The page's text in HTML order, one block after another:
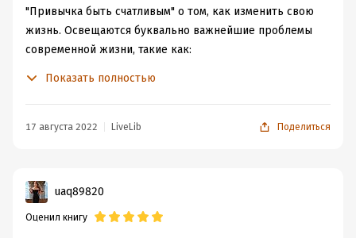
бестселлеров, но в кратком изложении без лишних
предложений.
"Привычка быть счатливым" о том, как изменить свою
жизнь. Освещаются буквально важнейшие проблемы
современной жизни, такие как:
4. деньги.
Книга понравилась тем, что написана в формате
беседы. Как будто с тобой разговаривает товарищ,
которого ты не видел лет 5. И вот он, такой
Показать полностью
17 августа 2022 LiveLib Поделиться
uaq89820
Оценил книгу